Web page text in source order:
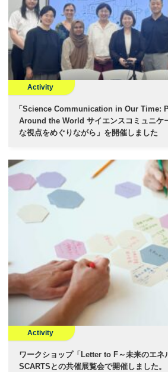
Activity
「 Science Communication in Our Time:
Around the World サイエンスコミュニケ
な視点をめぐりながら」を開催しました
Activity
ワークショップ「Letter to F～未来のエネ
SCARTSとの共催展覧会で開催しました。